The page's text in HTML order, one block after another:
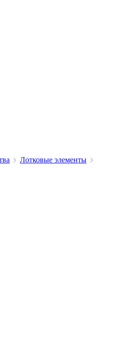
Лотковые элементы